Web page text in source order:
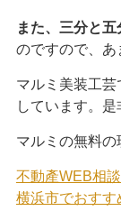
また、三分と
のですので、あ
マルミ美装工
しています。是
マルミの無料
不動產WEB相
横浜市でおす